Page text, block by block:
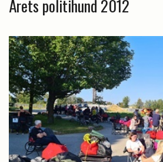
Årets politihund 2012